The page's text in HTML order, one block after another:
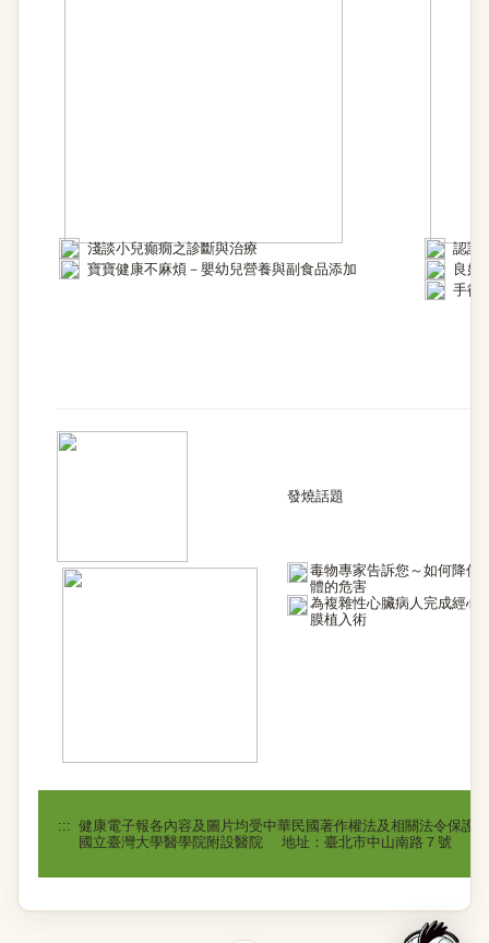
淺談小兒癲癇之診斷與治療
寶寶健康不麻煩－嬰幼兒營養與副食品添加
認識
良好
手術
發燒話題
毒物專家告訴您～如何降低
體的危害
為複雜性心臟病人完成經心
膜植入術
::: 健康電子報各內容及圖片均受中華民國著作權法及相關法令保護
國立臺灣大學醫學院附設醫院 地址：臺北市中山南路７號 電